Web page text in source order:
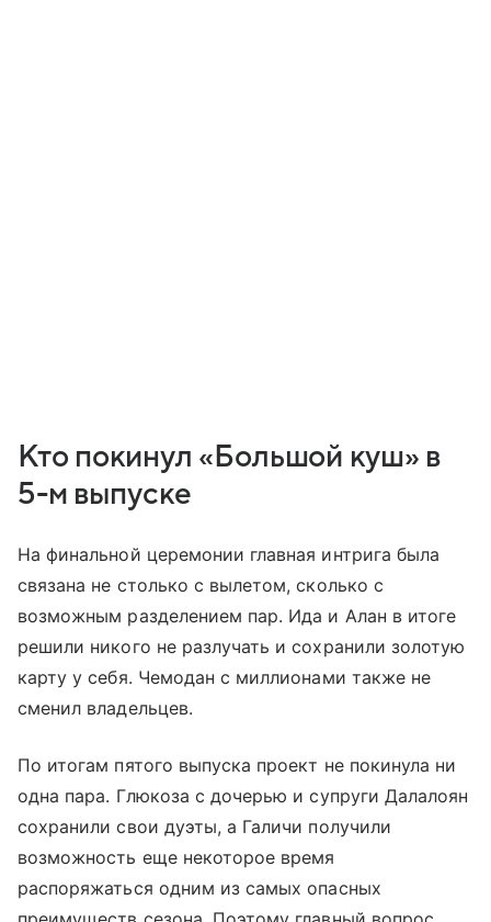
Кто покинул «Большой куш» в
5-м выпуске
На финальной церемонии главная интрига была
связана не столько с вылетом, сколько с
возможным разделением пар. Ида и Алан в итоге
решили никого не разлучать и сохранили золотую
карту у себя. Чемодан с миллионами также не
сменил владельцев.
По итогам пятого выпуска проект не покинула ни
одна пара. Глюкоза с дочерью и супруги Далалоян
сохранили свои дуэты, а Галичи получили
возможность еще некоторое время
распоряжаться одним из самых опасных